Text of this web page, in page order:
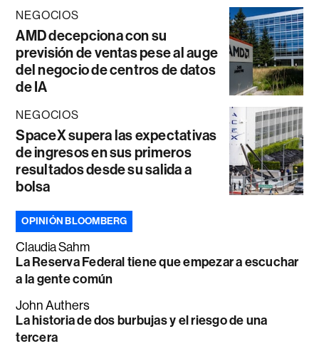
NEGOCIOS
AMD decepciona con su
previsión de ventas pese al auge
del negocio de centros de datos
de IA
NEGOCIOS
SpaceX supera las expectativas
de ingresos en sus primeros
resultados desde su salida a
bolsa
OPINIÓN BLOOMBERG
Claudia Sahm
La Reserva Federal tiene que empezar a escuchar
a la gente común
John Authers
La historia de dos burbujas y el riesgo de una
tercera